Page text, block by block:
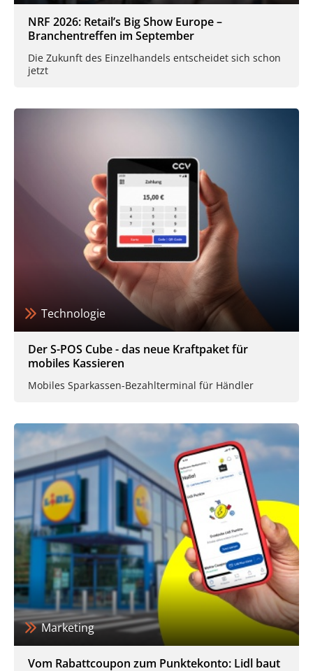
NRF 2026: Retail’s Big Show Europe –
Branchentreffen im September
Die Zukunft des Einzelhandels entscheidet sich schon
jetzt
Technologie
Der S-POS Cube - das neue Kraftpaket für
mobiles Kassieren
Mobiles Sparkassen-Bezahlterminal für Händler
Marketing
Vom Rabattcoupon zum Punktekonto: Lidl baut